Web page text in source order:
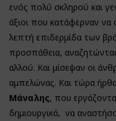
ενός πολύ σκληρού και
άξιοι που κατάφερναν να
λεπτή επιδερμίδα των
προσπάθεια,
αλλού. Και μίσεψαν οι
αμπελώνας. Και τώρα
Μάναλης, που
δημιουργικά, να